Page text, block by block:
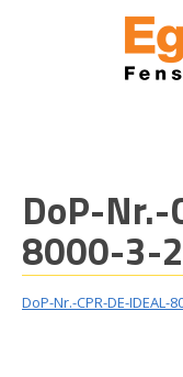
DoP-Nr.-
8000-3-
DoP-Nr.-CPR-DE-IDEAL-